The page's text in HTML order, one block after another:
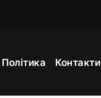
без виборів
Політика Контакти